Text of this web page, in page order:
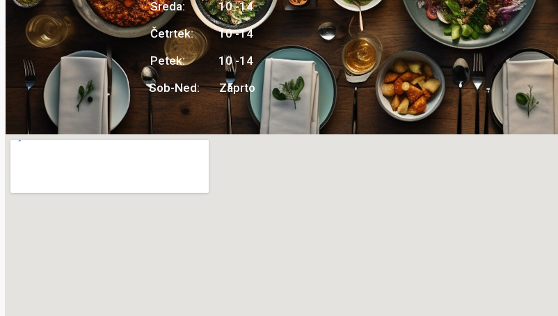
Sreda: 10 -14
Četrtek: 10 -14
Petek: 10 -14
Sob-Ned: Zaprto